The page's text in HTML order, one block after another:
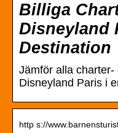
Billiga
Disneyland
Destination
Jämför alla charter-
Disneyland Paris i
http s://